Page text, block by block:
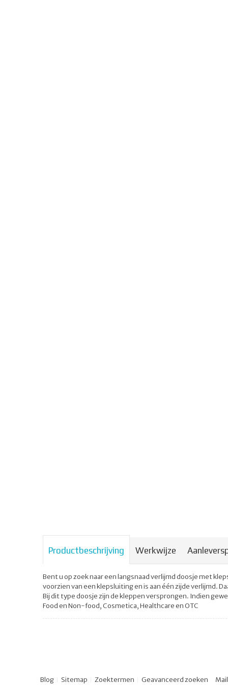
Productbeschrijving Werkwijze
Bent u op zoek naar een langsnaad verlijmd doosje met
voorzien van een klepsluiting en is aan één zijde verlijmd.
Bij dit type doosje zijn de kleppen versprongen. Indien
Food en Non-food, Cosmetica, Healthcare en OTC
Blog Sitemap Zoektermen Geavanceerd zoeken